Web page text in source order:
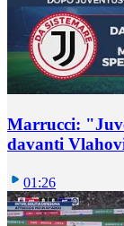
Marrucci:
davanti
01:26